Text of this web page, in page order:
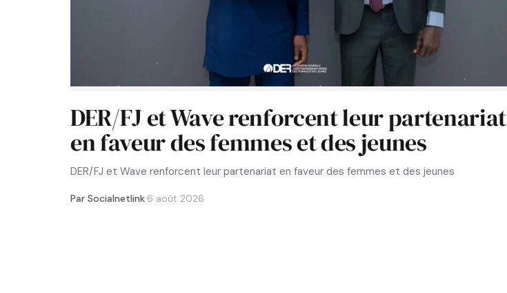
DER/FJ et Wave renforcent leur partenariat
en faveur des femmes et des jeunes
DER/FJ et Wave renforcent leur partenariat en faveur des femmes et des jeunes
Par Socialnetlink·6 août 2026